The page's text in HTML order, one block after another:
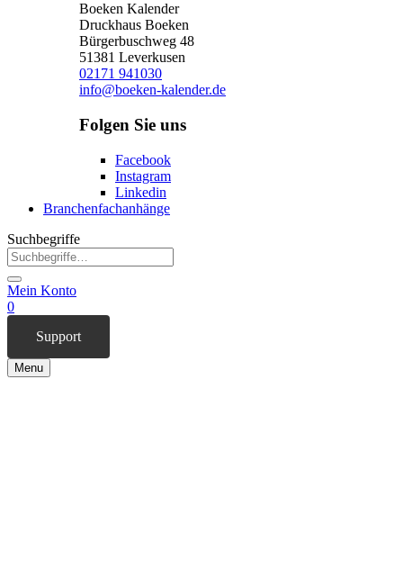
Boeken Kalender
Druckhaus Boeken
Bürgerbuschweg 48
51381 Leverkusen
02171 941030
info@boeken-kalender.de
Folgen Sie uns
Facebook
Instagram
Linkedin
Branchenfachanhänge
Suchbegriffe
Mein Konto
0
Support
Menu